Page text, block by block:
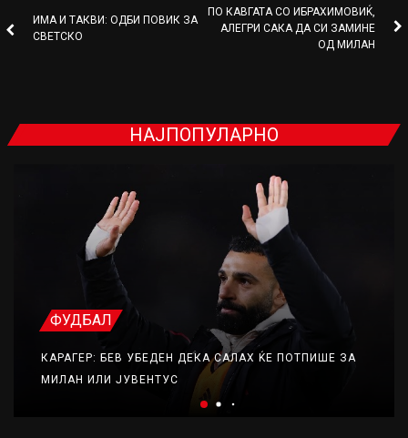
ИМА И ТАКВИ: ОДБИ ПОВИК ЗА
СВЕТСКО
ПО КАВГАТА СО ИБРАХИМОВИЌ,
АЛЕГРИ САКА ДА СИ ЗАМИНЕ
ОД МИЛАН
НАЈПОПУЛАРНО
ФУДБАЛ
КАРАГЕР: БЕВ УБЕДЕН ДЕКА САЛАХ ЌЕ ПОТПИШЕ ЗА
МИЛАН ИЛИ ЈУВЕНТУС